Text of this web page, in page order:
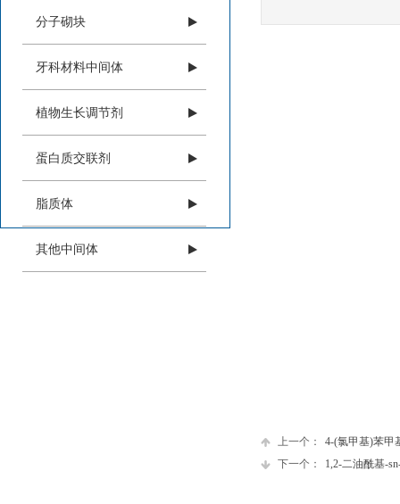
分子砌块
牙科材料中间体
植物生长调节剂
蛋白质交联剂
脂质体
其他中间体
上一个：
4-(氯甲基)苯甲
下一个：
1,2-二油酰基-